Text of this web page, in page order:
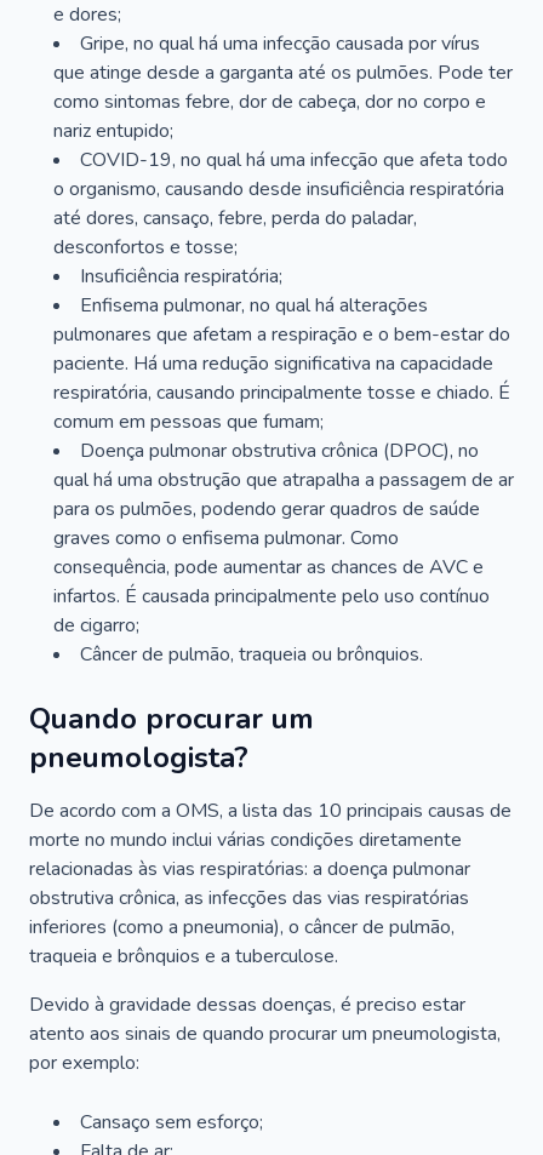
e dores;
Gripe, no qual há uma infecção causada por vírus
que atinge desde a garganta até os pulmões. Pode ter
como sintomas febre, dor de cabeça, dor no corpo e
nariz entupido;
COVID-19, no qual há uma infecção que afeta todo
o organismo, causando desde insuficiência respiratória
até dores, cansaço, febre, perda do paladar,
desconfortos e tosse;
Insuficiência respiratória;
Enfisema pulmonar, no qual há alterações
pulmonares que afetam a respiração e o bem-estar do
paciente. Há uma redução significativa na capacidade
respiratória, causando principalmente tosse e chiado. É
comum em pessoas que fumam;
Doença pulmonar obstrutiva crônica (DPOC), no
qual há uma obstrução que atrapalha a passagem de ar
para os pulmões, podendo gerar quadros de saúde
graves como o enfisema pulmonar. Como
consequência, pode aumentar as chances de AVC e
infartos. É causada principalmente pelo uso contínuo
de cigarro;
Câncer de pulmão, traqueia ou brônquios.
Quando procurar um
pneumologista?
De acordo com a OMS, a lista das 10 principais causas de
morte no mundo inclui várias condições diretamente
relacionadas às vias respiratórias: a doença pulmonar
obstrutiva crônica, as infecções das vias respiratórias
inferiores (como a pneumonia), o câncer de pulmão,
traqueia e brônquios e a tuberculose.
Devido à gravidade dessas doenças, é preciso estar
atento aos sinais de quando procurar um pneumologista,
por exemplo:
Cansaço sem esforço;